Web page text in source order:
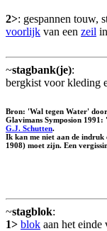
2>: gespannen touw,
voorlijk van een zeil
~stagbank(je):
bergkist voor kleding
Bron: 'Wal tegen Water'
Glavimans Symposion
G.J. Schutten.
Ik kan me niet aan de
1908) moet zijn. Een
~stagblok:
1> blok aan het einde